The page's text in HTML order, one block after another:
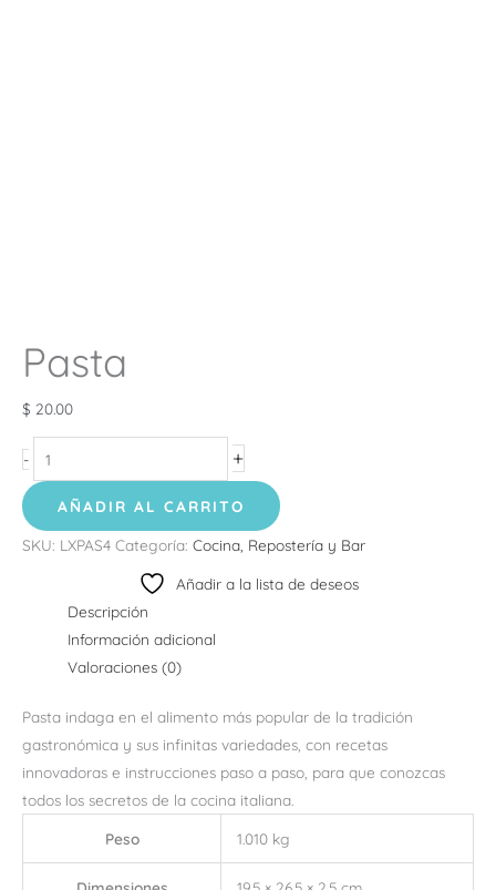
Pasta
$ 20.00
- +
AÑADIR AL CARRITO
SKU: LXPAS4 Categoría: Cocina, Repostería y Bar
Añadir a la lista de deseos
Descripción
Información adicional
Valoraciones (0)
Pasta indaga en el alimento más popular de la tradición
gastronómica y sus infinitas variedades, con recetas
innovadoras e instrucciones paso a paso, para que conozcas
todos los secretos de la cocina italiana.
Peso 1.010 kg